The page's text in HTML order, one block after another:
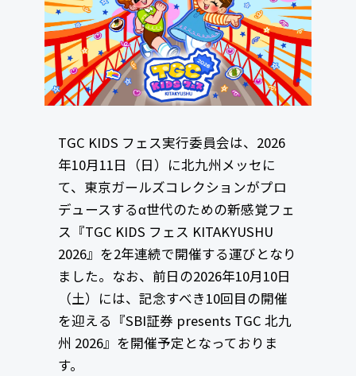
TGC KIDS フェス実行委員会は、2026
年10月11日（日）に北九州メッセに
て、東京ガールズコレクションがプロ
デュースするα世代のための新感覚フェ
ス『TGC KIDS フェス KITAKYUSHU
2026』を2年連続で開催する運びとなり
ました。なお、前日の2026年10月10日
（土）には、記念すべき10回目の開催
を迎える『SBI証券 presents TGC 北九
州 2026』を開催予定となっておりま
す。